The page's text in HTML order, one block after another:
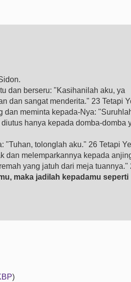
dan berseru: "Kasihanilah aku, ya
dan sangat menderita." 23 Tetapi
dan meminta kepada-Nya:
hanya kepada domba-domba
"Tuhan, tolonglah aku." 26 Tetapi
dan melemparkannya kepada
yang jatuh dari meja tuannya."
maka jadilah kepadamu seperti
)